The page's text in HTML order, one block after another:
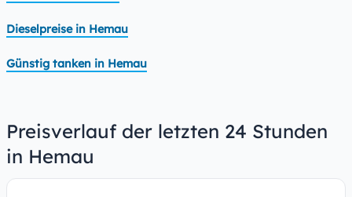
Dieselpreise in Hemau
Günstig tanken in Hemau
Preisverlauf der letzten 24 Stunden
in Hemau